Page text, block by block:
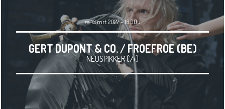
za 13 mrt 2027 - 16.00u
GERT DUPONT & CO. / FROEFROE (BE)
NEUSPIKKER (7+)